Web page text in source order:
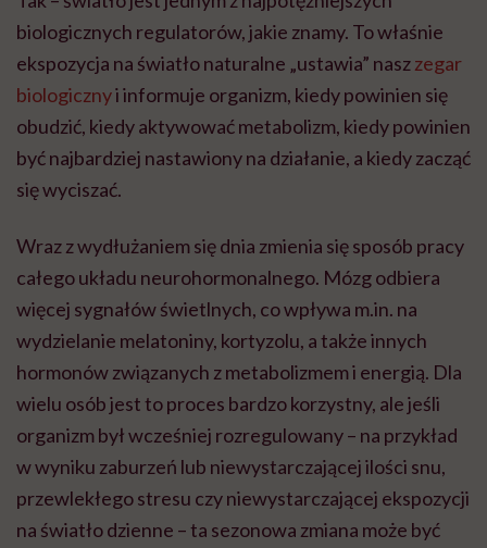
biologicznych regulatorów, jakie znamy. To właśnie
ekspozycja na światło naturalne „ustawia” naszzegar
biologicznyi informuje organizm, kiedy powinien się
obudzić, kiedy aktywować metabolizm, kiedy powinien
być najbardziej nastawiony na działanie, a kiedy zacząć
się wyciszać.
Wraz z wydłużaniem się dnia zmienia się sposób pracy
całego układu neurohormonalnego. Mózg odbiera
więcej sygnałów świetlnych, co wpływa m.in. na
wydzielanie melatoniny, kortyzolu, a także innych
hormonów związanych z metabolizmem i energią. Dla
wielu osób jest to proces bardzo korzystny, ale jeśli
organizm był wcześniej rozregulowany – na przykład
w wyniku zaburzeń lub niewystarczającej ilości snu,
przewlekłego stresu czy niewystarczającej ekspozycji
na światło dzienne – ta sezonowa zmiana może być